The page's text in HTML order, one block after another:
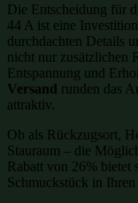
Die Entscheidung für
44 A ist eine
durchdachten Details
nicht nur zusätzlichen
Entspannung und
Versand runden das
attraktiv.
Ob als Rückzugsort,
Stauraum – die
Rabatt von 26% bietet
Schmuckstück in